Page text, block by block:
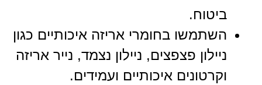
ביטוח.
השתמשו בחומרי אריזה איכותיים כגון
ניילון פצפצים, ניילון נצמד, נייר אריזה
וקרטונים איכותיים ועמידים.